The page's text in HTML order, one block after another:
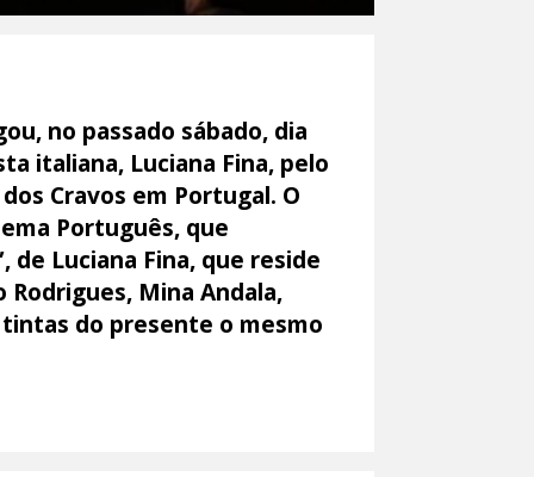
no passado sábado, dia
italiana, Luciana Fina, pelo
Cravos em Portugal. O
Português, que
de Luciana Fina, que reside
Mina Andala,
do presente o mesmo